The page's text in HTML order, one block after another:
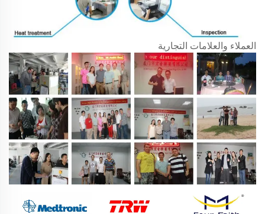
العملاء والعلامات التجارية